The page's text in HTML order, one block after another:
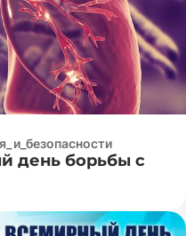
день борьбы с